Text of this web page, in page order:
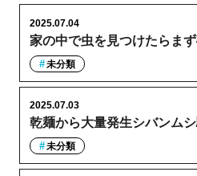
家の中で虫を見つけたらま
2025.07.04
未分類
乾麺から大量発生シバンム
2025.07.03
未分類